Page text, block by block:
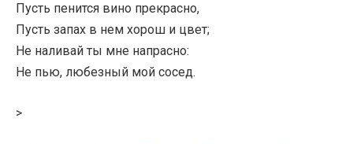
Пусть пенится вино прекрасно,
Пусть запах в нем хорош и цвет;
Не наливай ты мне напрасно:
Не пью, любезный мой сосед.
>